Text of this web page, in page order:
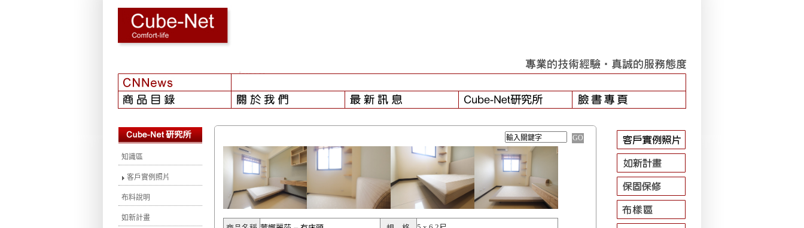
知識區
客戶實例照片
布料說明
如新計畫